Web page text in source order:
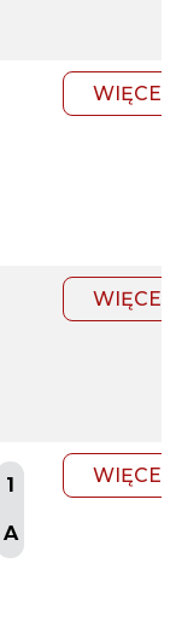
WIĘCEJ
WIĘCEJ
1
A
WIĘCEJ